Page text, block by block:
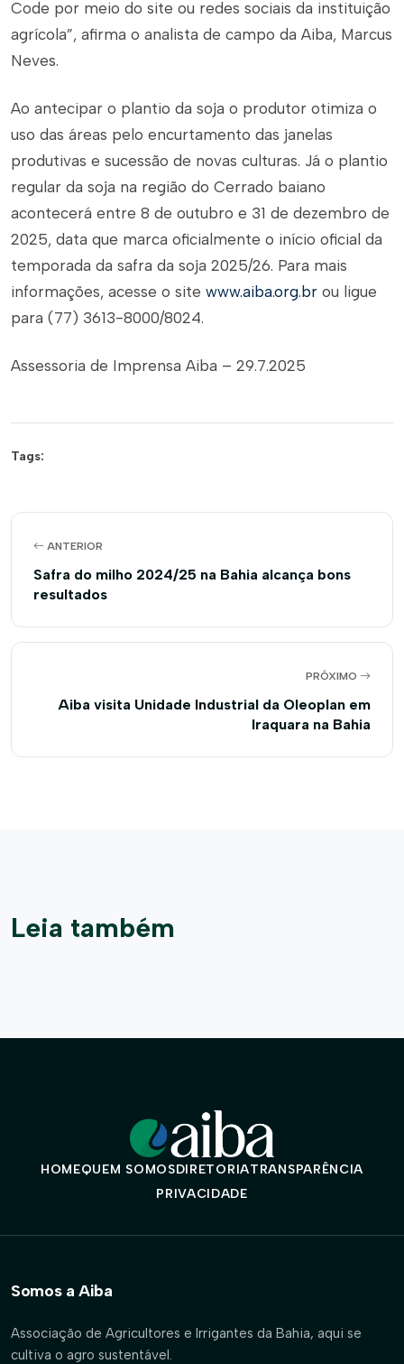
Code por meio do site ou redes sociais da instituição
agrícola”, afirma o analista de campo da Aiba, Marcus
Neves.
Ao antecipar o plantio da soja o produtor otimiza o
uso das áreas pelo encurtamento das janelas
produtivas e sucessão de novas culturas. Já o plantio
regular da soja na região do Cerrado baiano
acontecerá entre 8 de outubro e 31 de dezembro de
2025, data que marca oficialmente o início oficial da
temporada da safra da soja 2025/26. Para mais
informações, acesse o site www.aiba.org.br ou ligue
para (77) 3613-8000/8024.
Assessoria de Imprensa Aiba – 29.7.2025
Tags:
ANTERIOR
Safra do milho 2024/25 na Bahia alcança bons
resultados
PRÓXIMO
Aiba visita Unidade Industrial da Oleoplan em
Iraquara na Bahia
Leia também
HOMEQUEM SOMOSDIRETORIATRANSPARÊNCIA
PRIVACIDADE
Somos a Aiba
Associação de Agricultores e Irrigantes da Bahia, aqui se
cultiva o agro sustentável.